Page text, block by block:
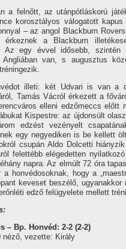
a felnőtt, az utánpótláskorú
korosztályos válogatott
– az angol Blackburn
érkeznek a Blackburn
Az egy évvel idősebb, szintén
Angliában van, s augusztus
illeti: két Udvari is van a
Tamás Vácról érkezett a
elleni edzőmeccs előtt
Kispestre: az újdonsült
edzést vezényelt
egy negyediken is be kellett
csupán Aldo Dolcetti
felettébb elégedetten
napra. Az elmúlt 72 óra
honvédosoknak, hogy a
keveset beszélő, ugyanakkor
edző felügyelete mellett
– Bp. Honvéd: 2-2 (2-2)
néző, vezette: Király